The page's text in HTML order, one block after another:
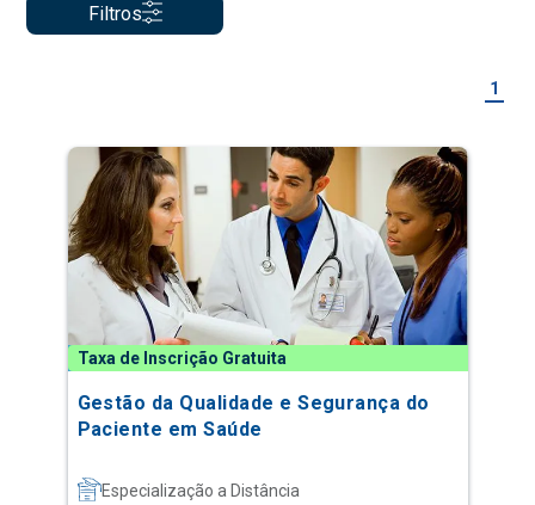
Filtros
1
Taxa de Inscrição Gratuita
Gestão da Qualidade e Segurança do
Paciente em Saúde
Especialização a Distância